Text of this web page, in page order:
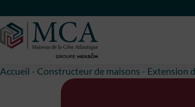
Accueil - Constructeur de maisons - Extension